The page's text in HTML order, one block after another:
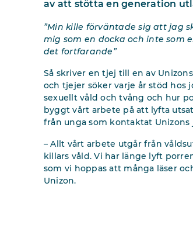
av att stötta en generation
”Min kille förväntade sig att jag
mig som en docka och inte som
det fortfarande”
Så skriver en tjej till en av
och tjejer söker varje år stöd hos
sexuellt våld och tvång och hur
byggt vårt arbete på att lyfta
från unga som kontaktat
– Allt vårt arbete utgår från
killars våld. Vi har länge lyft
som vi hoppas att många läser
Unizon.